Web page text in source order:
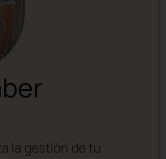
la gestión de tu